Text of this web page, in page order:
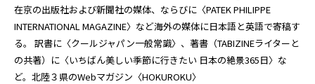
在京の出版社および新聞社の媒体、ならびに〈PATEK PHILIPPE
INTERNATIONAL MAGAZINE〉など海外の媒体に日本語と英語で寄稿す
る。 訳書に〈クールジャパン一般常識〉、著書（TABIZINEライターと
の共著）に〈いちばん美しい季節に行きたい 日本の絶景365日〉な
ど。北陸３県のWebマガジン〈HOKUROKU〉